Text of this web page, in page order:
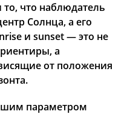
16:53 20:01
16:52 19:59
16:50
что наблюдатель
Солнца, а его
и sunset — это не
а
от положения
параметром